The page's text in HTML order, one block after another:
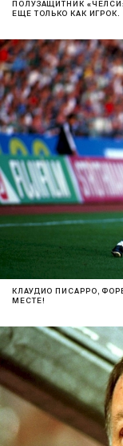
ПОЛУЗАЩИТНИК
ЕЩЕ ТОЛЬКО КАК ИГРОК.
КЛАУДИО ПИСАРРО,
МЕСТЕ!